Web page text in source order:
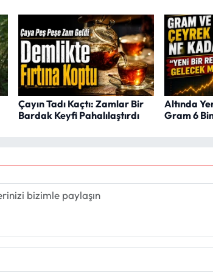
Çayın Tadı Kaçtı: Zamlar Bir
Bardak Keyfi Pahalılaştırdı
Altında
Gram 6